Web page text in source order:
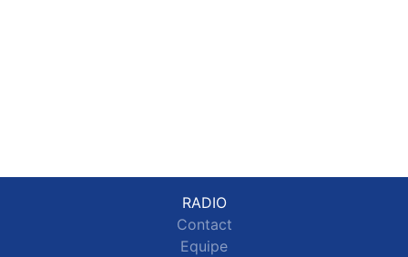
RADIO
Contact
Equipe